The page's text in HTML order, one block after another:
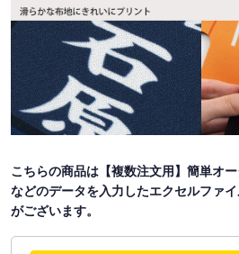
こちらの商品は【複数注文用】簡単オ
などのデータを入力したエクセルファ
がございます。